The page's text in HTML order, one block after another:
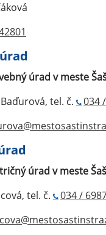
úrad v meste
tel. č.
034
úrad v meste
tel. č.
034 /